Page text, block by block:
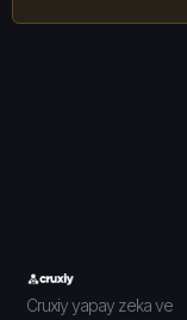
Cruxiy yapay zeka ve